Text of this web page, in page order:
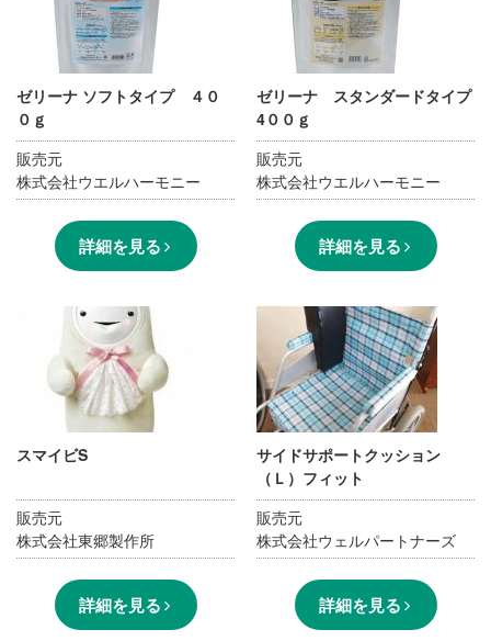
ゼリーナ ソフトタイプ ４０
０ｇ
販売元
株式会社ウエルハーモニー
詳細を見る
ゼリーナ スタンダードタイプ
4００ｇ
販売元
株式会社ウエルハーモニー
詳細を見る
スマイビS
販売元
株式会社東郷製作所
詳細を見る
サイドサポートクッション
（Ｌ）フィット
販売元
株式会社ウェルパートナーズ
詳細を見る